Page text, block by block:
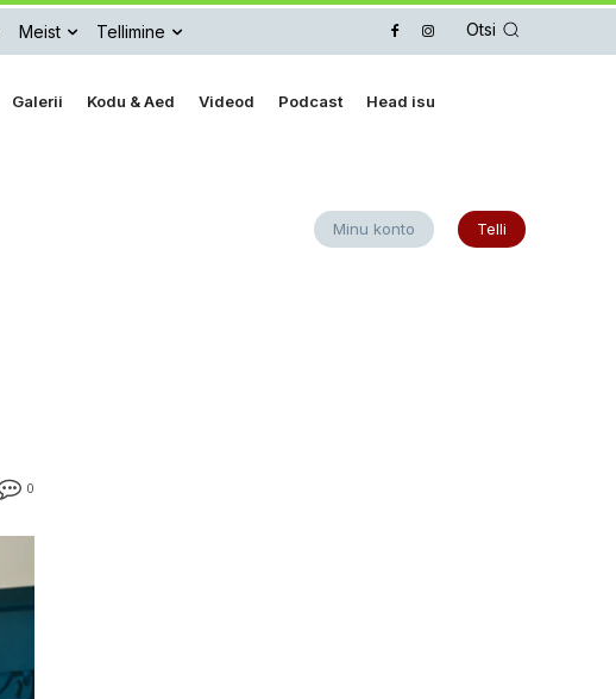
Meist Tellimine Otsi
Galerii Kodu & Aed Videod Podcast Head isu
Minu konto Telli
0